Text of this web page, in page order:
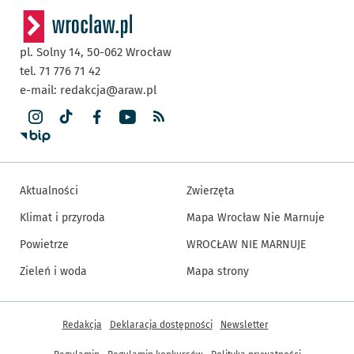
pl. Solny 14, 50-062 Wrocław
tel. 71 776 71 42
e-mail: redakcja@araw.pl
Aktualności
Klimat i przyroda
Powietrze
Zieleń i woda
Zwierzęta
Mapa Wrocław Nie Marnuje
WROCŁAW NIE MARNUJE
Mapa strony
Inne informacje
Redakcja Deklaracja dostępności Newsletter